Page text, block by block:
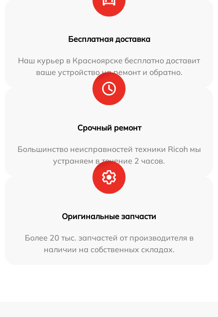
Бесплатная доставка
Наш курьер в Красноярске бесплатно доставит
ваше устройство на ремонт и обратно.
Срочный ремонт
Большинство неисправностей техники Ricoh мы
устраняем в течение 2 часов.
Оригинальные запчасти
Более 20 тыс. запчастей от производителя в
наличии на собственных складах.